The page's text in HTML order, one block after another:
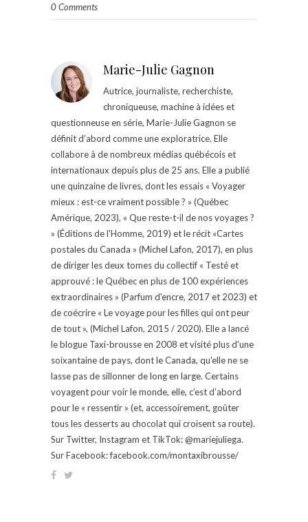
0 Comments
Marie-Julie Gagnon
Autrice, journaliste, recherchiste,
chroniqueuse, machine à idées et
questionneuse en série, Marie-Julie Gagnon se
définit d’abord comme une exploratrice. Elle
collabore à de nombreux médias québécois et
internationaux depuis plus de 25 ans. Elle a publié
une quinzaine de livres, dont les essais « Voyager
mieux : est-ce vraiment possible ? » (Québec
Amérique, 2023), « Que reste-t-il de nos voyages ?
» (Éditions de l'Homme, 2019) et le récit «Cartes
postales du Canada » (Michel Lafon, 2017), en plus
de diriger les deux tomes du collectif « Testé et
approuvé : le Québec en plus de 100 expériences
extraordinaires » (Parfum d'encre, 2017 et 2023) et
de coécrire « Le voyage pour les filles qui ont peur
de tout », (Michel Lafon, 2015 / 2020). Elle a lancé
le blogue Taxi-brousse en 2008 et visité plus d'une
soixantaine de pays, dont le Canada, qu'elle ne se
lasse pas de sillonner de long en large. Certains
voyagent pour voir le monde, elle, c’est d’abord
pour le « ressentir » (et, accessoirement, goûter
tous les desserts au chocolat qui croisent sa route).
Sur Twitter, Instagram et TikTok: @mariejuliega.
Sur Facebook: facebook.com/montaxibrousse/